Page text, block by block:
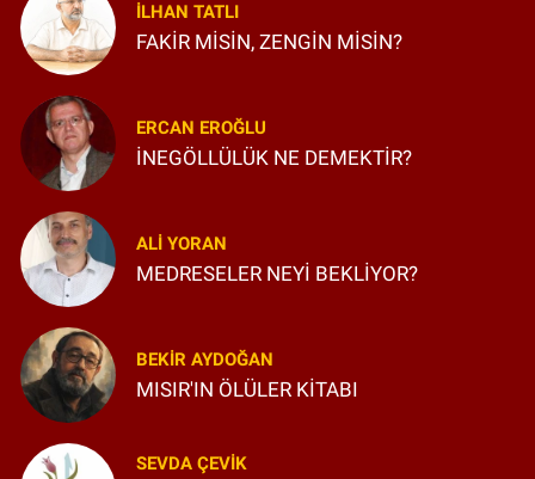
İLHAN TATLI
FAKİR MİSİN, ZENGİN MİSİN?
ERCAN EROĞLU
İNEGÖLLÜLÜK NE DEMEKTİR?
ALI YORAN
MEDRESELER NEYİ BEKLİYOR?
BEKIR AYDOĞAN
MISIR'IN ÖLÜLER KİTABI
SEVDA ÇEVIK